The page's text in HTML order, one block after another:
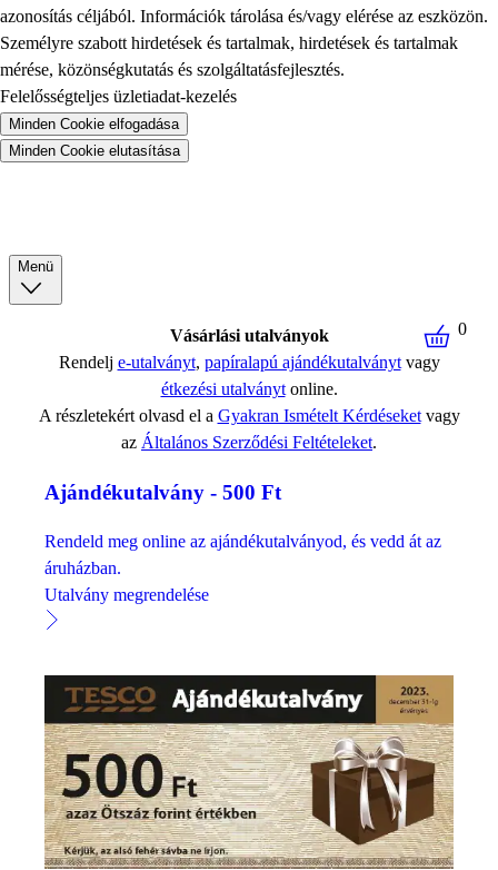
azonosítás céljából. Információk tárolása és/vagy elérése az eszközön.
Személyre szabott hirdetések és tartalmak, hirdetések és tartalmak
mérése, közönségkutatás és szolgáltatásfejlesztés.
Felelősségteljes üzletiadat-kezelés
Minden Cookie elfogadása
Minden Cookie elutasítása
Menü
Vásárlási utalványok
Rendelj e-utalványt, papíralapú ajándékutalványtvagy
étkezési utalványtonline.
A részletekért olvasd el a Gyakran Ismételt Kérdéseketvagy
az Általános Szerződési Feltételeket.
0
Ajándékutalvány - 500 Ft
Rendeld meg online az ajándékutalványod, és vedd át az
áruházban.
Utalvány megrendelése